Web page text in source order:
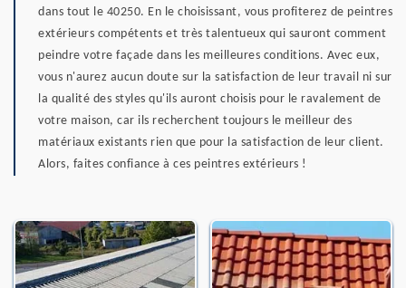
dans tout le 40250. En le choisissant, vous profiterez de peintres
extérieurs compétents et très talentueux qui sauront comment
peindre votre façade dans les meilleures conditions. Avec eux,
vous n'aurez aucun doute sur la satisfaction de leur travail ni sur
la qualité des styles qu'ils auront choisis pour le ravalement de
votre maison, car ils recherchent toujours le meilleur des
matériaux existants rien que pour la satisfaction de leur client.
Alors, faites confiance à ces peintres extérieurs !